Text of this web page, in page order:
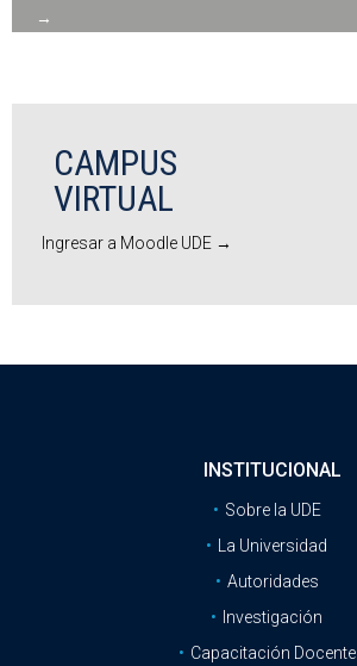
→
CAMPUS
VIRTUAL
Ingresar a Moodle UDE →
INSTITUCIONAL
Sobre la UDE
La Universidad
Autoridades
Investigación
Capacitación Docente